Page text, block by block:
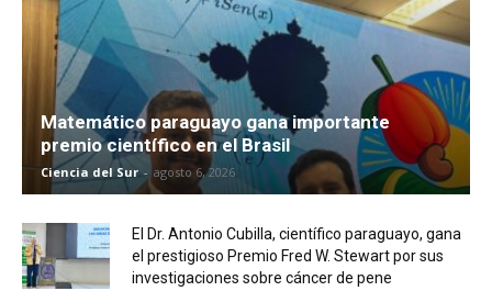
Matemático paraguayo gana importante
premio científico en el Brasil
Ciencia del Sur - agosto 6, 2026
El Dr. Antonio Cubilla, científico paraguayo, gana
el prestigioso Premio Fred W. Stewart por sus
investigaciones sobre cáncer de pene